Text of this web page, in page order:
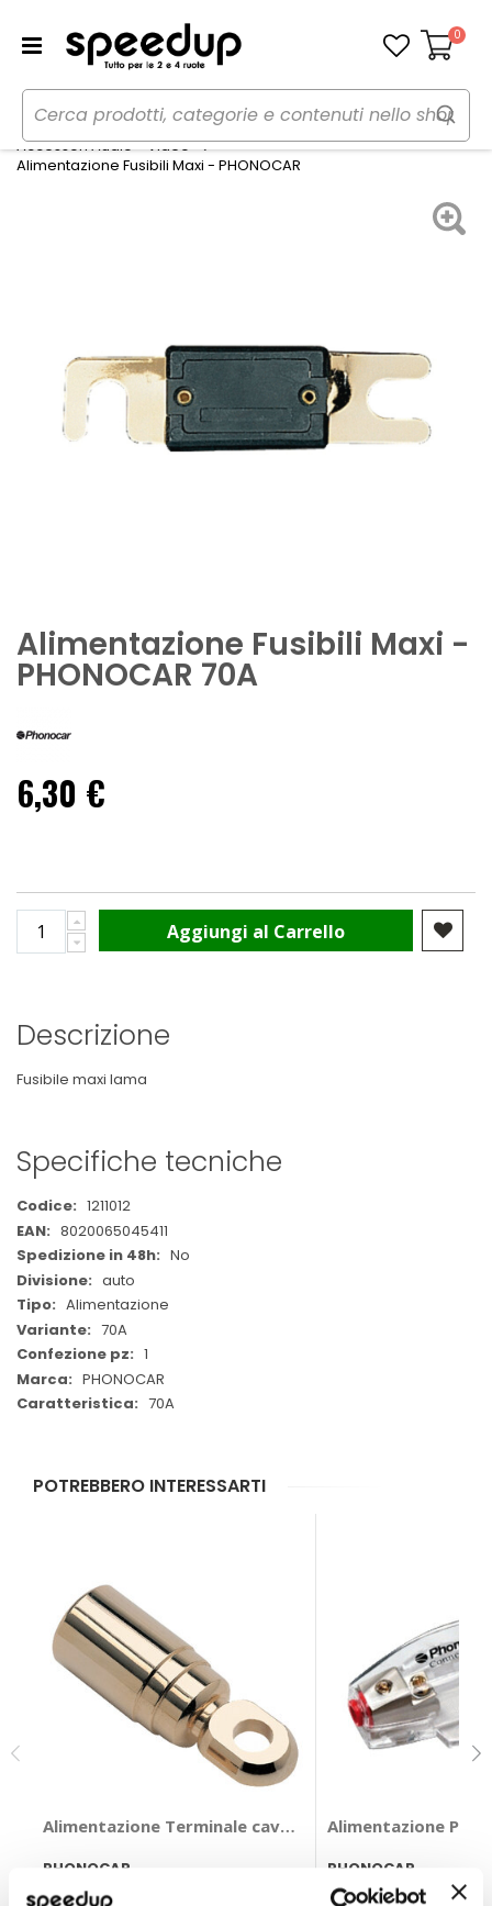
Carrello
0
Home Auto
Audio elettronica mobile
Accessori Audio - Video
Alimentazione Fusibili Maxi - PHONOCAR
Alimentazione Fusibili Maxi -
PHONOCAR 70A
6,30 €
Aggiungi al Carrello
Descrizione
Fusibile maxi lama
Specifiche tecniche
Maggiori
Informazioni
1211012
8020065045411
No
auto
Alimentazione
70A
1
PHONOCAR
70A
POTREBBERO INTERESSARTI
Alimentazione Terminale cavo - PHONOCAR
PHONOCAR
Alimentazione
PHONOCAR